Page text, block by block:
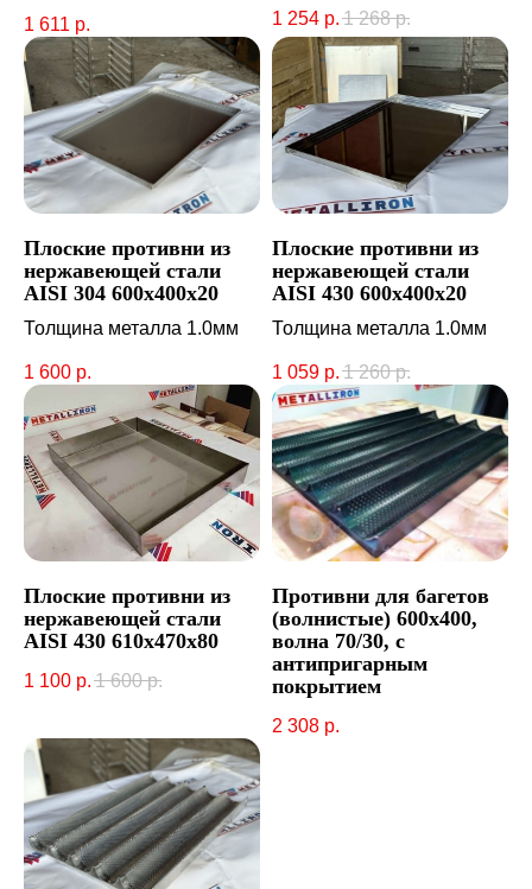
1 611 р. 1 254 р. 1 268 р.
Плоские противни из
нержавеющей стали
AISI 304 600х400х20
Толщина металла 1.0мм
1 600 р.
Плоские противни из
нержавеющей стали
AISI 430 600х400х20
Толщина металла 1.0мм
1 059 р. 1 260 р.
Плоские противни из
нержавеющей стали
AISI 430 610x470x80
1 100 р. 1 600 р.
Противни для багетов
(волнистые) 600х400,
волна 70/30, с
антипригарным
покрытием
2 308 р.